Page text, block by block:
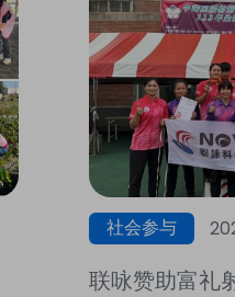
社会参与
联咏赞助富礼